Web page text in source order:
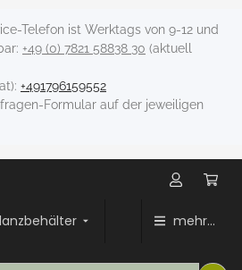
Telefon ist Werktags von 9-12 und
+49 (0) 7821 58838 30 (aktuell
+491796159552
Formular auf der jeweiligen
mehr...